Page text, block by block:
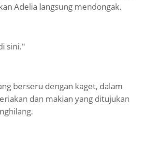
Adelia langsung mendongak.
sini."
berseru dengan kaget, dalam
dan makian yang ditujukan